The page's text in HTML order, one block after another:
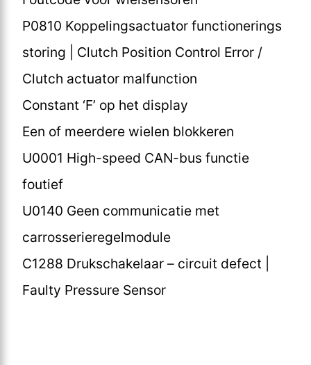
P0810 Koppelingsactuator functionerings
storing | Clutch Position Control Error /
Clutch actuator malfunction
Constant ‘F’ op het display
Een of meerdere wielen blokkeren
U0001 High-speed CAN-bus functie
foutief
U0140 Geen communicatie met
carrosserieregelmodule
C1288 Drukschakelaar – circuit defect |
Faulty Pressure Sensor